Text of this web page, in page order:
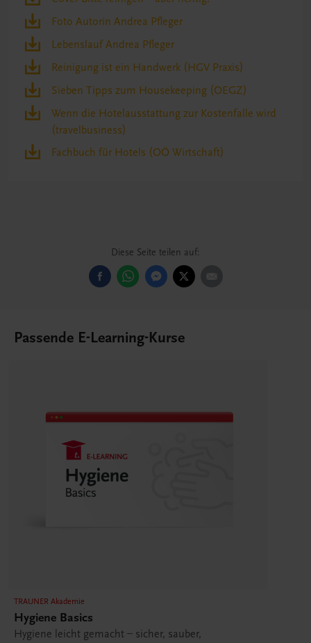
Foto Autorin Andrea Pfleger
Lebenslauf Andrea Pfleger
Reinigung ist ein Handwerk (HGV Praxis)
Sieben Tipps zum Housekeeping (OEGZ)
Wenn die Hotelausstattung zur Kostenfalle wird
(travelbusiness)
Fachbuch für Hotels (OÖ Wirtschaft)
Diese Seite teilen auf:
Passende E-Learning-Kurse
TRAUNER Akademie
Hygiene Basics
Hygiene leicht gemacht – sicher, sauber,